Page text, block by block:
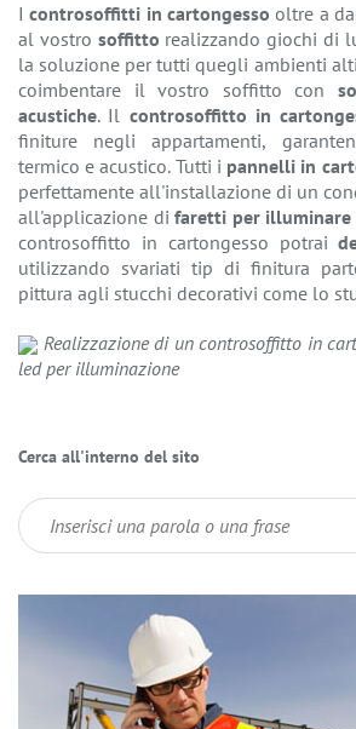
Icontrosoffitti in cartongesso oltre a
al vostro soffitto realizzando giochi di
la soluzione per tutti quegli ambienti
coimbentare il vostro soffitto con
acustiche. Il controsoffitto in
finiture negli appartamenti,
termico e acustico. Tutti i pannelli in
perfettamente all'installazione di un
all'applicazione di faretti per
controsoffitto in cartongesso potrai
utilizzando svariati tip di finitura
pittura agli stucchi decorativi come lo
Realizzazione di un controsoffitto in
led per illuminazione
Cerca all'interno del sito